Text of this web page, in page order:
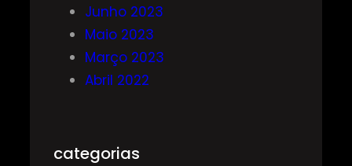
Junho 2023
Maio 2023
Março 2023
Abril 2022
categorias